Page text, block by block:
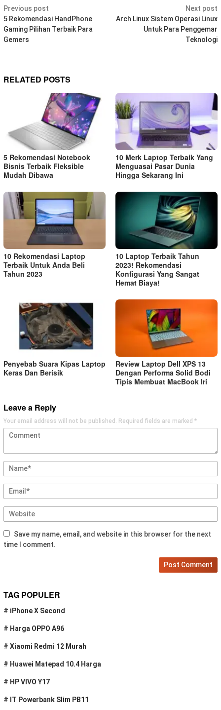
Post
navigation
Previous post
5 Rekomendasi HandPhone
Gaming Pilihan Terbaik Para
Gemers
Next post
Arch Linux Sistem Operasi Linux
Untuk Para Penggemar
Teknologi
RELATED POSTS
5 Rekomendasi Notebook
Bisnis Terbaik Fleksible
Mudah Dibawa
10 Merk Laptop Terbaik Yang
Menguasai Pasar Dunia
Hingga Sekarang Ini
10 Rekomendasi Laptop
Terbaik Untuk Anda Beli
Tahun 2023
10 Laptop Terbaik Tahun
2023! Rekomendasi
Konfigurasi Yang Sangat
Hemat Biaya!
Penyebab Suara Kipas Laptop
Keras Dan Berisik
Review Laptop Dell XPS 13
Dengan Performa Solid Bodi
Tipis Membuat MacBook Iri
Leave a Reply
Your email address will not be published. Required fields are marked *
Save my name, email, and website in this browser for the next
time I comment.
TAG POPULER
# iPhone X Second
# Harga OPPO A96
# Xiaomi Redmi 12 Murah
# Huawei Matepad 10.4 Harga
# HP VIVO Y17
# IT Powerbank Slim PB11